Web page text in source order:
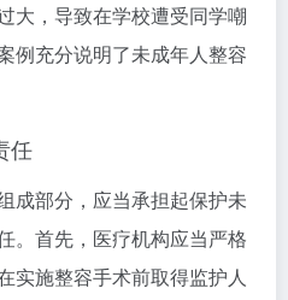
大，导致在学校遭受同学嘲
例充分说明了未成年人整容
任
成部分，应当承担起保护未
。首先，医疗机构应当严格
实施整容手术前取得监护人